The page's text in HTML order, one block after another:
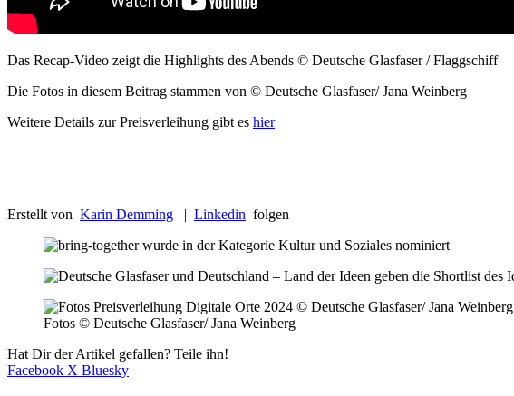
Das Recap-Video zeigt die Highlights des Abends © Deutsche Glasfaser / Flaggschiff
Die Fotos in diesem Beitrag stammen von © Deutsche Glasfaser/ Jana Weinberg
Weitere Details zur Preisverleihung gibt es hier
Erstellt von Karin Demming | Linkedin folgen
Fotos © Deutsche Glasfaser/ Jana Weinberg
Hat Dir der Artikel gefallen? Teile ihn!
Facebook X Bluesky